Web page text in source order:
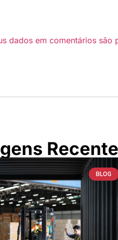
dados em comentários são
BLOG